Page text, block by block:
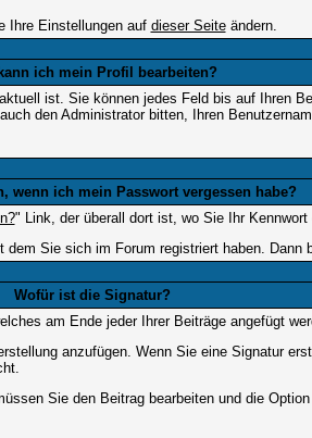
Ihre Einstellungen auf dieser Seiteändern.
ich mein Profil bearbeiten?
ist. Sie können jedes Feld bis auf Ihren
den Administrator bitten, Ihren
wenn ich mein Passwort vergessen habe?
" Link, der überall dort ist, wo Sie Ihr Kennwort
Sie sich im Forum registriert haben.
Wofür ist die Signatur?
am Ende jeder Ihrer Beiträge angefügt
anzufügen. Wenn Sie eine Signatur
Sie den Beitrag bearbeiten und die